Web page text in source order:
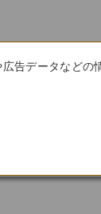
告データなどの